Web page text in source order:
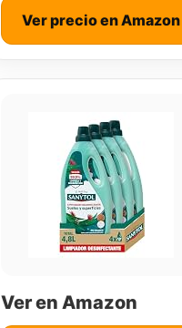
Ver precio en Amazon
Ver en Amazon